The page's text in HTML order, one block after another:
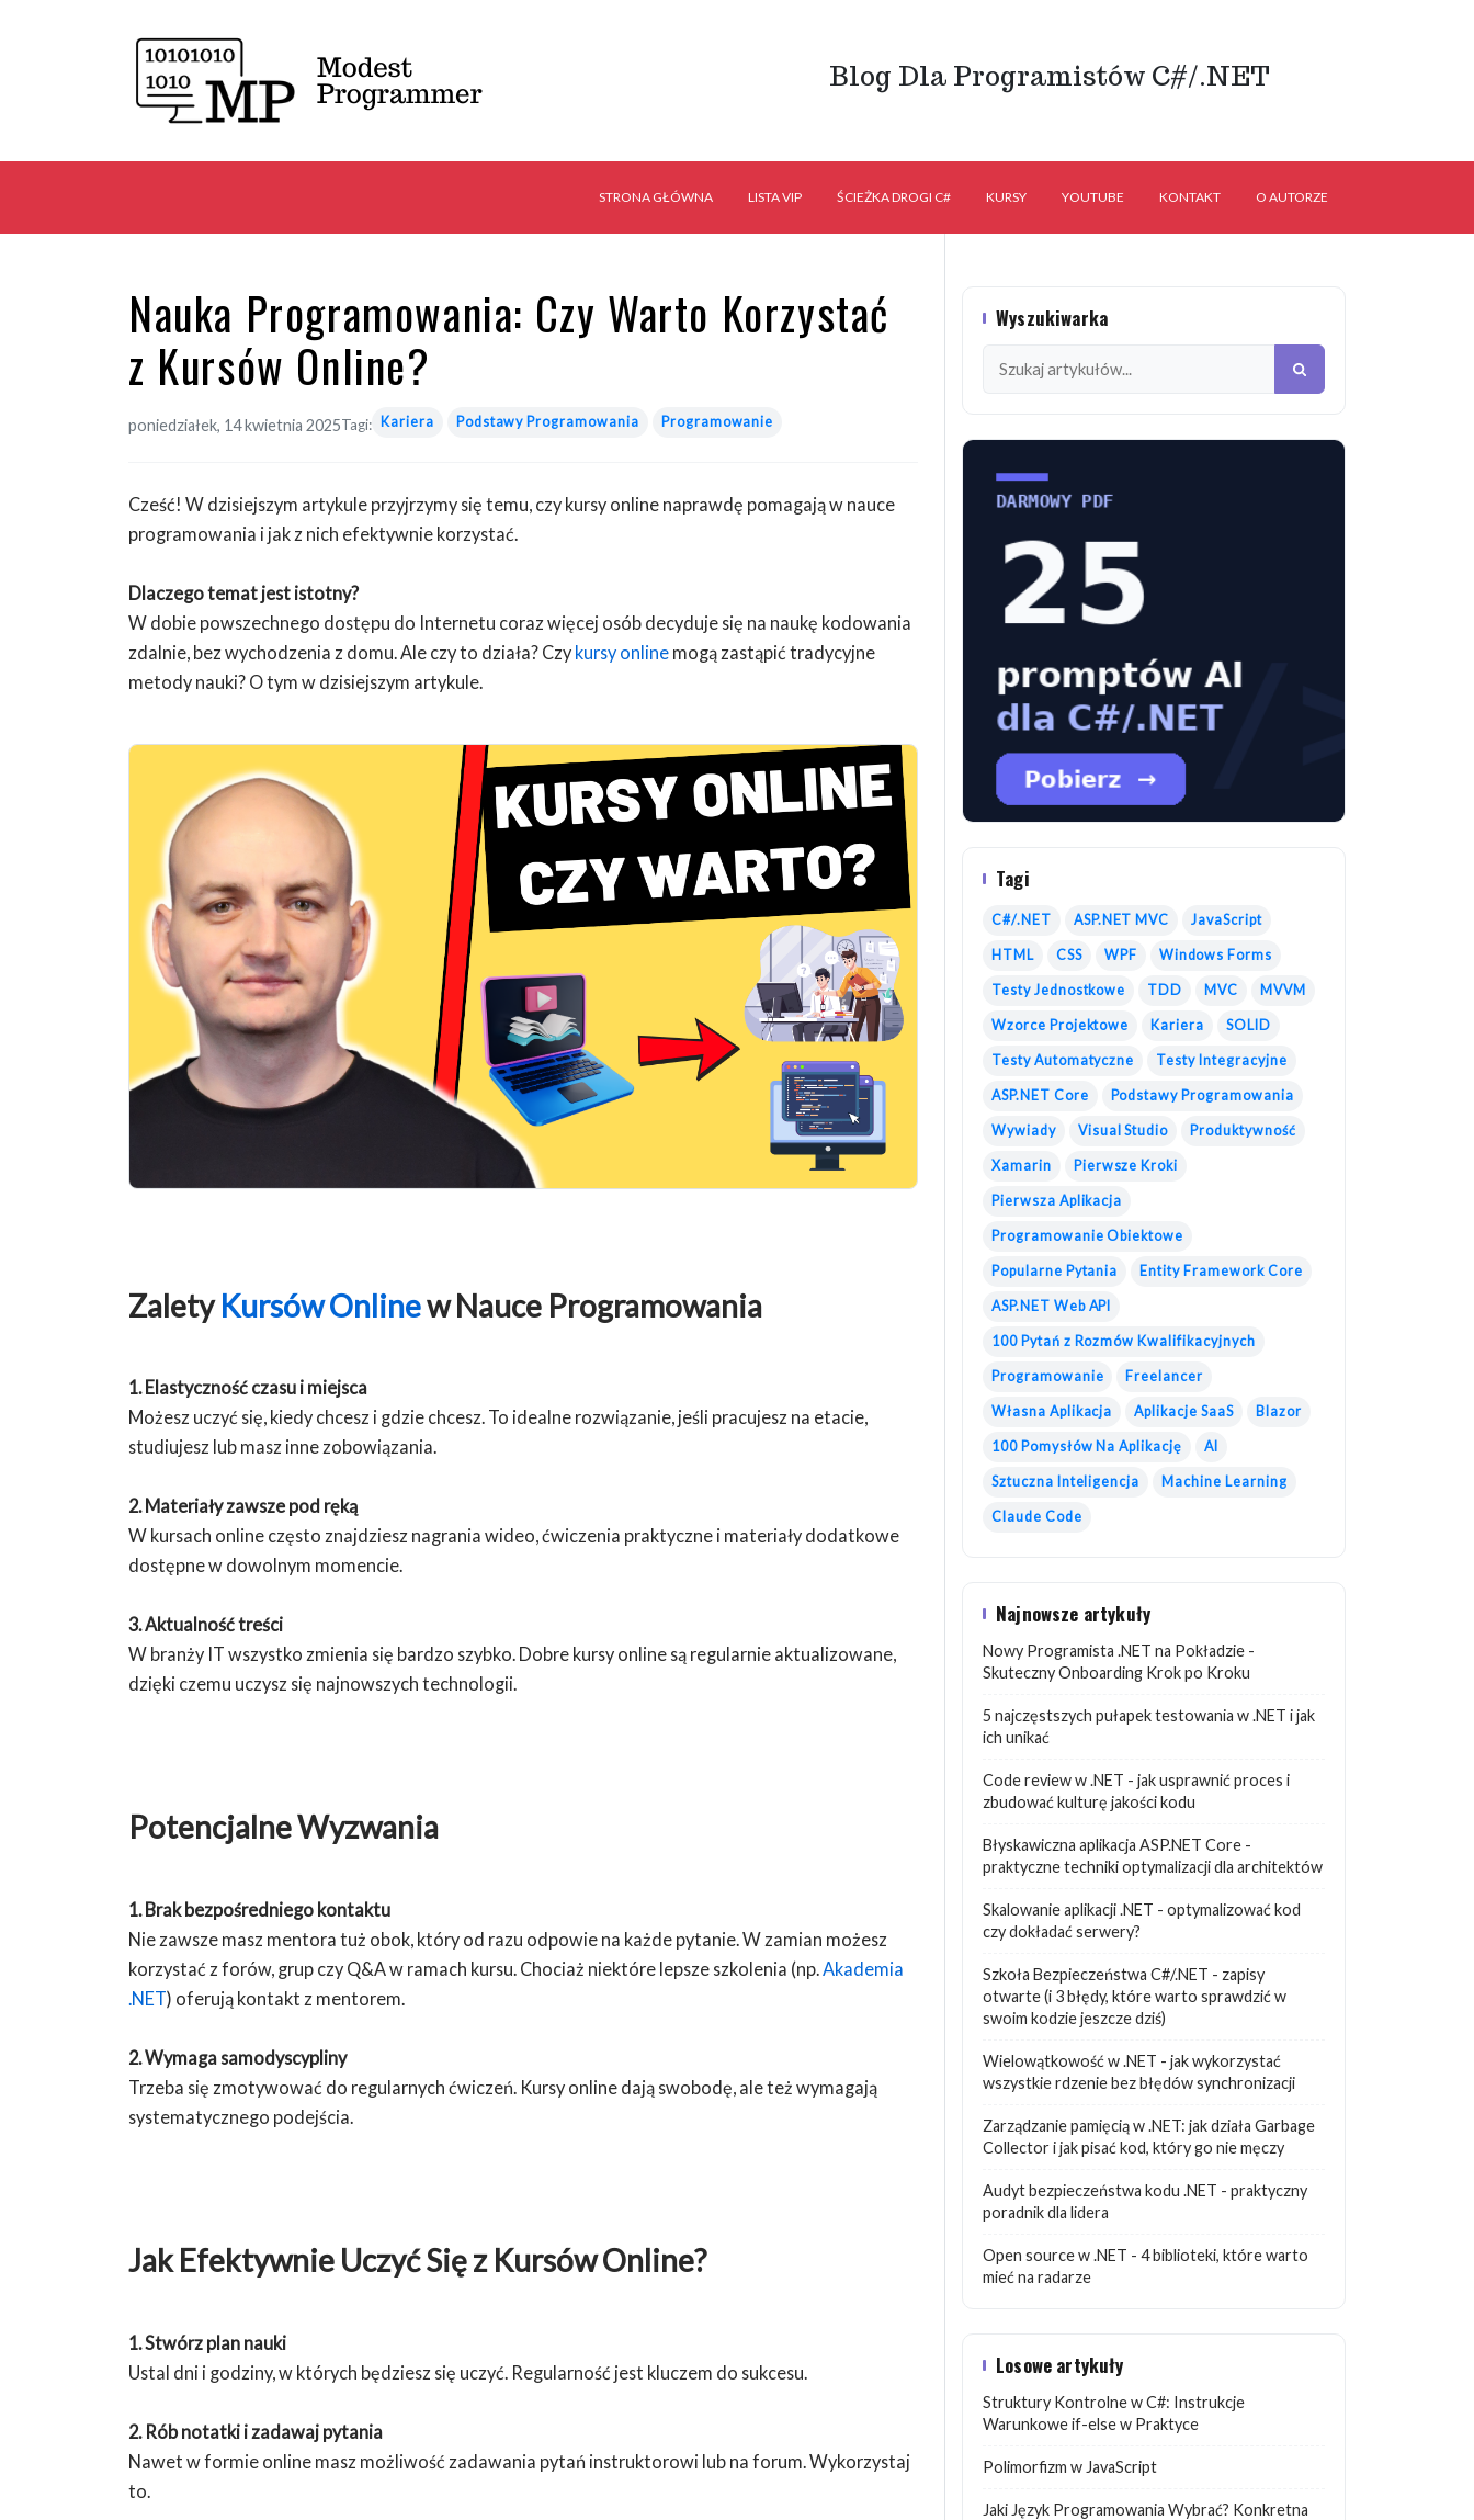
Blog Dla Programistów C#/.NET
STRONA GŁÓWNA LISTA VIP ŚCIEŻKA DROGI C# KURSY YOUTUBE KONTAKT O AUTORZE
Nauka Programowania: Czy Warto Korzystać
z Kursów Online?
poniedziałek, 14 kwietnia 2025Tagi: Kariera Podstawy Programowania Programowanie
Cześć! W dzisiejszym artykule przyjrzymy się temu, czy kursy online naprawdę pomagają w nauce
programowania i jak z nich efektywnie korzystać.
Dlaczego temat jest istotny?
W dobie powszechnego dostępu do Internetu coraz więcej osób decyduje się na naukę kodowania
zdalnie, bez wychodzenia z domu. Ale czy to działa? Czy kursy online mogą zastąpić tradycyjne
metody nauki? O tym w dzisiejszym artykule.
ZaletyKursów Onlinew Nauce Programowania
1. Elastyczność czasu i miejsca
Możesz uczyć się, kiedy chcesz i gdzie chcesz. To idealne rozwiązanie, jeśli pracujesz na etacie,
studiujesz lub masz inne zobowiązania.
2. Materiały zawsze pod ręką
W kursach online często znajdziesz nagrania wideo, ćwiczenia praktyczne i materiały dodatkowe
dostępne w dowolnym momencie.
3. Aktualność treści
W branży IT wszystko zmienia się bardzo szybko. Dobre kursy online są regularnie aktualizowane,
dzięki czemu uczysz się najnowszych technologii.
Potencjalne Wyzwania
1. Brak bezpośredniego kontaktu
Nie zawsze masz mentora tuż obok, który od razu odpowie na każde pytanie. W zamian możesz
korzystać z forów, grup czy Q&A w ramach kursu. Chociaż niektóre lepsze szkolenia (np.Akademia
.NET) oferują kontakt z mentorem.
2. Wymaga samodyscypliny
Trzeba się zmotywować do regularnych ćwiczeń. Kursy online dają swobodę, ale też wymagają
systematycznego podejścia.
Jak Efektywnie Uczyć Się z Kursów Online?
1. Stwórz plan nauki
Ustal dni i godziny, w których będziesz się uczyć. Regularność jest kluczem do sukcesu.
2. Rób notatki i zadawaj pytania
Nawet w formie online masz możliwość zadawania pytań instruktorowi lub na forum. Wykorzystaj
to.
Wyszukiwarka
Tagi
C#/.NET ASP.NET MVC JavaScript
HTML CSS WPF Windows Forms
Testy Jednostkowe TDD MVC MVVM
Wzorce Projektowe Kariera SOLID
Testy Automatyczne Testy Integracyjne
ASP.NET Core Podstawy Programowania
Wywiady Visual Studio Produktywność
Xamarin Pierwsze Kroki
Pierwsza Aplikacja
Programowanie Obiektowe
Popularne Pytania Entity Framework Core
ASP.NET Web API
100 Pytań z Rozmów Kwalifikacyjnych
Programowanie Freelancer
Własna Aplikacja Aplikacje SaaS Blazor
100 Pomysłów Na Aplikację AI
Sztuczna Inteligencja Machine Learning
Claude Code
Najnowsze artykuły
Nowy Programista .NET na Pokładzie -
Skuteczny Onboarding Krok po Kroku
5 najczęstszych pułapek testowania w .NET i jak
ich unikać
Code review w .NET - jak usprawnić proces i
zbudować kulturę jakości kodu
Błyskawiczna aplikacja ASP.NET Core -
praktyczne techniki optymalizacji dla architektów
Skalowanie aplikacji .NET - optymalizować kod
czy dokładać serwery?
Szkoła Bezpieczeństwa C#/.NET - zapisy
otwarte (i 3 błędy, które warto sprawdzić w
swoim kodzie jeszcze dziś)
Wielowątkowość w .NET - jak wykorzystać
wszystkie rdzenie bez błędów synchronizacji
Zarządzanie pamięcią w .NET: jak działa Garbage
Collector i jak pisać kod, który go nie męczy
Audyt bezpieczeństwa kodu .NET - praktyczny
poradnik dla lidera
Open source w .NET - 4 biblioteki, które warto
mieć na radarze
Losowe artykuły
Struktury Kontrolne w C#: Instrukcje
Warunkowe if-else w Praktyce
Polimorfizm w JavaScript
Jaki Język Programowania Wybrać? Konkretna